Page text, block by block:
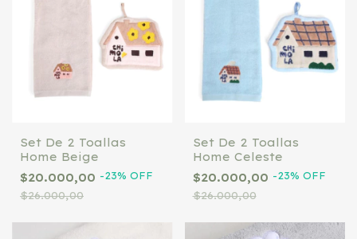
Set De 2 Toallas
Home Beige
$20.000,00 -23% OFF
$26.000,00
Set De 2 Toallas
Home Celeste
$20.000,00 -23% OFF
$26.000,00